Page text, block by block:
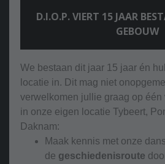
D.I.O.P. VIERT 15 JAAR
GEBOUW
We bestaan dit jaar 15 jaar én
locatie in. Dit mag niet
verwelkomen jullie graag op één
in onze eigen locatie Tybeert,
Daknam:
Maak kennis met onze
de geschiedenisroute